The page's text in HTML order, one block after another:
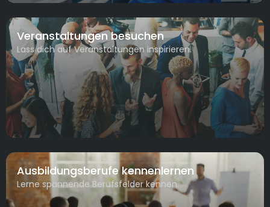
Veranstaltungen besuchen
Lass dich auf Veranstaltungen inspirieren.
Ausbildungsberufe kennenlernen
Lerne spannende Berufsfelder kennen.